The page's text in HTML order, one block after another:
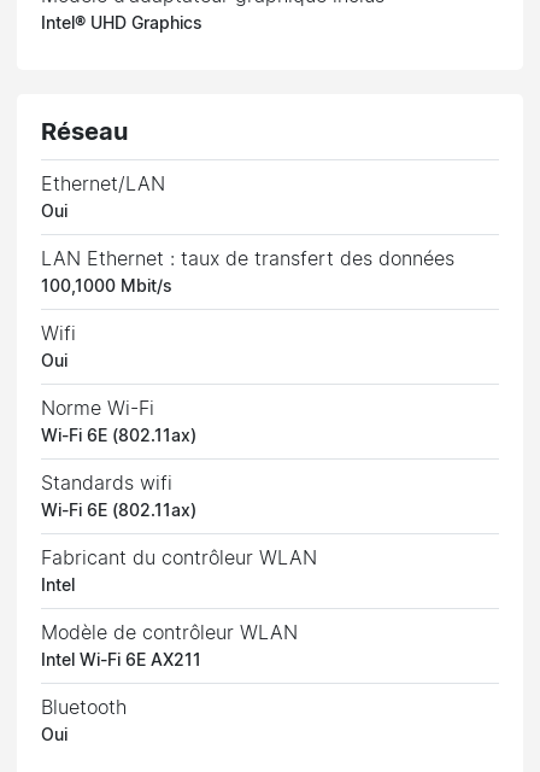
Intel® UHD Graphics
Réseau
Ethernet/LAN
Oui
LAN Ethernet : taux de transfert des données
100,1000 Mbit/s
Wifi
Oui
Norme Wi-Fi
Wi-Fi 6E (802.11ax)
Standards wifi
Wi-Fi 6E (802.11ax)
Fabricant du contrôleur WLAN
Intel
Modèle de contrôleur WLAN
Intel Wi-Fi 6E AX211
Bluetooth
Oui